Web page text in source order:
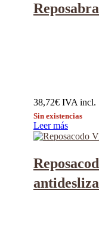
38,72€ IVA incl.
Sin existencias
Leer más